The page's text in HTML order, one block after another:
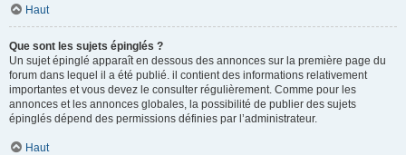
Haut
Que sont les sujets épinglés ?
Un sujet épinglé apparaît en dessous des annonces sur la première page du
forum dans lequel il a été publié. il contient des informations relativement
importantes et vous devez le consulter régulièrement. Comme pour les
annonces et les annonces globales, la possibilité de publier des sujets
épinglés dépend des permissions définies par l’administrateur.
Haut